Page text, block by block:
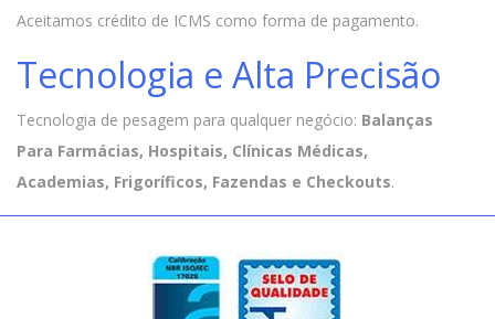
Aceitamos crédito de ICMS como forma de pagamento.
Tecnologia e Alta Precisão
Tecnologia de pesagem para qualquer negócio: Balanças
Para Farmácias, Hospitais, Clínicas Médicas,
Academias, Frigoríficos, Fazendas e Checkouts.